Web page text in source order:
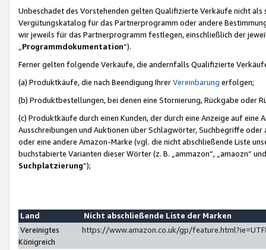
Unbeschadet des Vorstehenden gelten Qualifizierte Verkäufe nicht
Vergütungskatalog für das Partnerprogramm oder andere
wir jeweils für das Partnerprogramm festlegen, einschließlich der
Programmdokumentation“).
Ferner gelten folgende Verkäufe, die andernfalls Qualifizierte
(a) Produktkäufe, die nach Beendigung IhrerVereinbarung erfolgen;
(b) Produktbestellungen, bei denen eine Stornierung, Rückgabe oder
(c) Produktkäufe durch einen Kunden, der durch eine Anzeige auf
Ausschreibungen und Auktionen über Schlagwörter, Suchbegriffe
oder eine andere Amazon-Marke (vgl. die nicht abschließende Liste
buchstabierte Varianten dieser Wörter (z. B. „ammazon“, „amaozn“
Suchplatzierung”);
Land
Nicht abschließende Liste der Marken
Vereinigtes
Königreich
https://www.amazon.co.uk/gp/